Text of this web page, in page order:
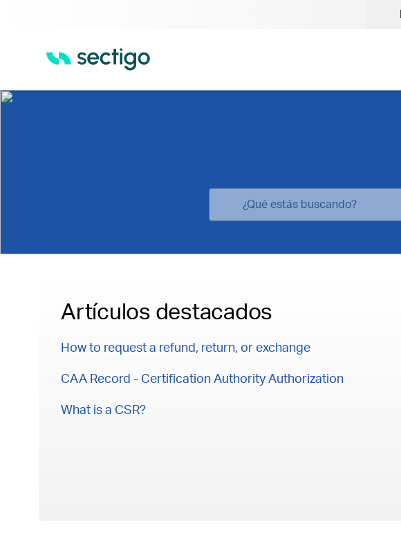
Artículos destacados
How to request a refund, return, or exchange
CAA Record - Certification Authority Authorization
What is a CSR?